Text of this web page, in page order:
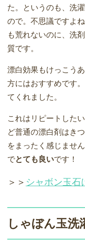
た。というのも、洗
ので。不思議ですよ
も荒れないのに、洗
質です。
漂白効果もけっこう
方にはおすすめです
てくれました。
これはリピートした
ど普通の漂白剤はき
をまったく感じませ
でとても良いです！
＞＞ シャボン玉石
しゃぼん玉洗